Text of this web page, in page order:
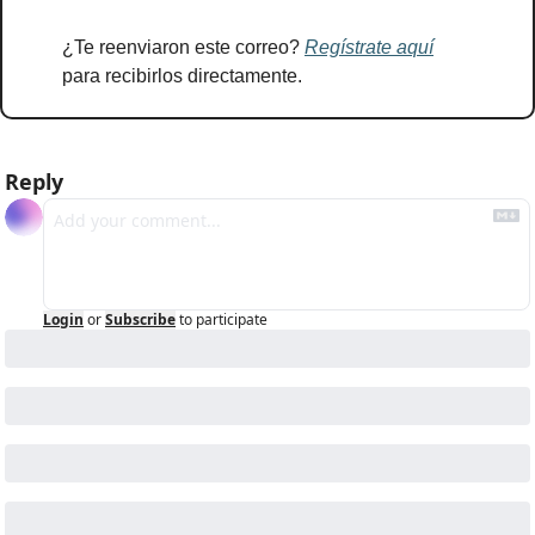
¿Te reenviaron este correo? Regístrate aquí
para recibirlos directamente.
Reply
Login orSubscribeto participate